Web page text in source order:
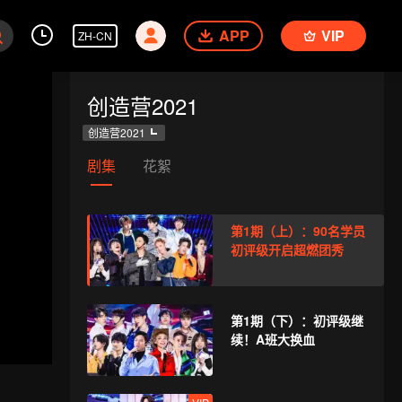
ZH-CN APP VIP
创造营2021
创造营2021
剧集 花絮
第1期（上）：90名学员
初评级开启超燃团秀
第1期（下）：初评级继
续！A班大换血